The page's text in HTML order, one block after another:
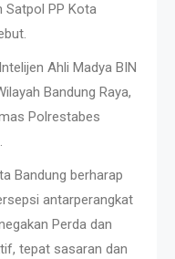
Satpol PP Kota
Ahli Madya BIN
Bandung Raya,
Polrestabes
.
Bandung berharap
antarperangkat
Perda dan
tepat sasaran dan